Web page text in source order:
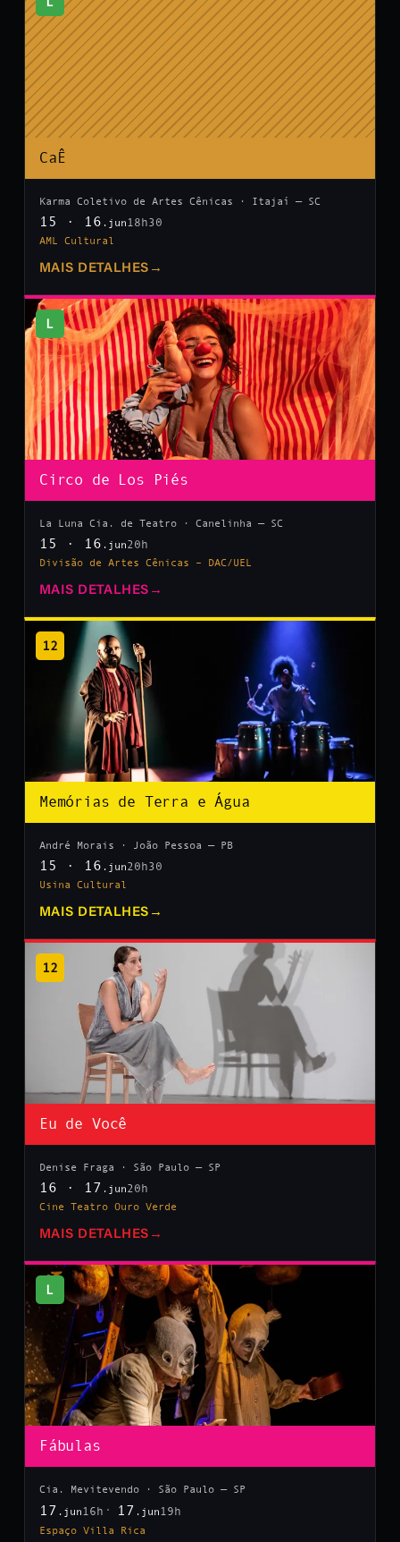
CaÊ
Karma Coletivo de Artes Cênicas · Itajaí — SC
15 · 16 .jun 18h30
AML Cultural
MAIS DETALHES →
L
Circo de Los Piés
La Luna Cia. de Teatro · Canelinha — SC
15 · 16 .jun20h
Divisão de Artes Cênicas – DAC/UEL
MAIS DETALHES →
12
Memórias de Terra e Água
André Morais · João Pessoa — PB
15 · 16 .jun20h30
Usina Cultural
MAIS DETALHES →
12
Eu de Você
Denise Fraga · São Paulo — SP
16 · 17 .jun20h
Cine Teatro Ouro Verde
MAIS DETALHES →
L
Fábulas
Cia. Mevitevendo · São Paulo — SP
17 .jun 16h 17 .jun 19h
Espaço Villa Rica